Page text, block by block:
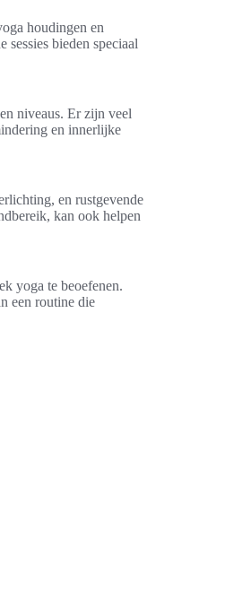
houdingen en
sessies bieden speciaal
niveaus. Er zijn veel
en innerlijke
en rustgevende
kan ook helpen
yoga te beoefenen.
een routine die